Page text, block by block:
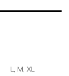
L, M, XL